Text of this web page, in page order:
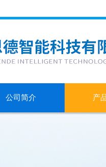
公司简介 产